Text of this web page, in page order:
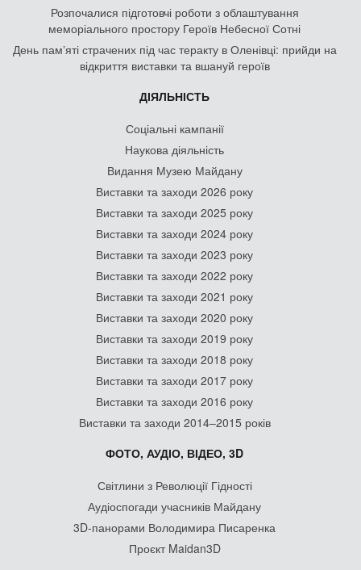
Розпочалися підготовчі роботи з облаштування
меморіального простору Героїв Небесної Сотні
День памʼяті страчених під час теракту в Оленівці: прийди на
відкриття виставки та вшануй героїв
ДІЯЛЬНІСТЬ
Соціальні кампанії
Наукова діяльність
Видання Музею Майдану
Виставки та заходи 2026 року
Виставки та заходи 2025 року
Виставки та заходи 2024 року
Виставки та заходи 2023 року
Виставки та заходи 2022 року
Виставки та заходи 2021 року
Виставки та заходи 2020 року
Виставки та заходи 2019 року
Виставки та заходи 2018 року
Виставки та заходи 2017 року
Виставки та заходи 2016 року
Виставки та заходи 2014–2015 років
ФОТО, АУДІО, ВІДЕО, 3D
Світлини з Революції Гідності
Аудіоспогади учасників Майдану
3D-панорами Володимира Писаренка
Проєкт Maidan3D